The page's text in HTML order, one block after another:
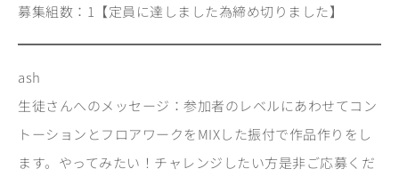
募集組数：1【定員に達しました為締め切りました】
ash
生徒さんへのメッセージ：参加者のレベルにあわせてコン
トーションとフロアワークをMIXした振付で作品作りをし
ます。やってみたい！チャレンジしたい方是非ご応募くだ